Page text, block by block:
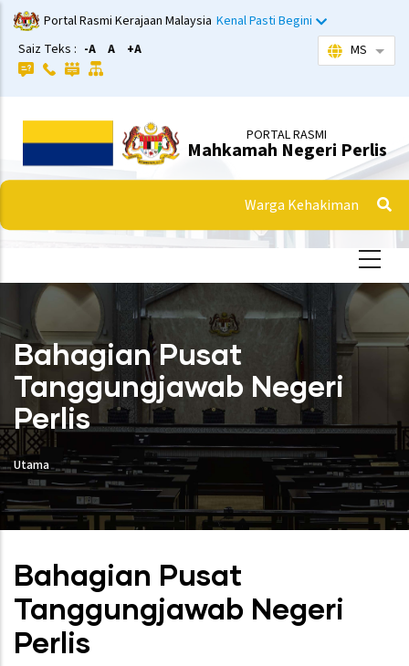
Langkau
ke
kandungan
utama
Portal Rasmi Kerajaan Malaysia Kenal Pasti Begini
Saiz Teks : -A A +A MS
PORTAL RASMI
Mahkamah Negeri Perlis
Warga Kehakiman
Bahagian Pusat
Tanggungjawab Negeri
Perlis
Utama
Bahagian Pusat
Tanggungjawab Negeri
Perlis